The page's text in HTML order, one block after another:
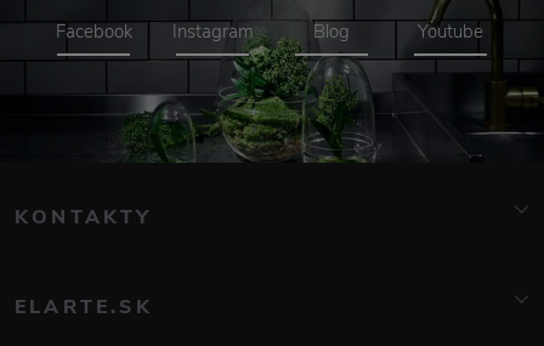
Facebook Instagram Blog Youtube
KONTAKTY
+420 776 081 000
ELARTE.SK